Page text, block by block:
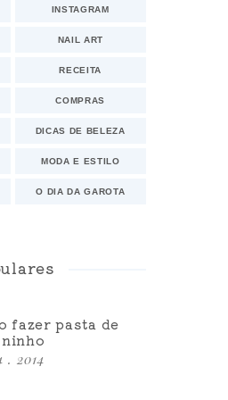
INSTAGRAM
NAIL ART
RECEITA
COMPRAS
DICAS DE BELEZA
MODA E ESTILO
O DIA DA GAROTA
fazer pasta de
. 2014